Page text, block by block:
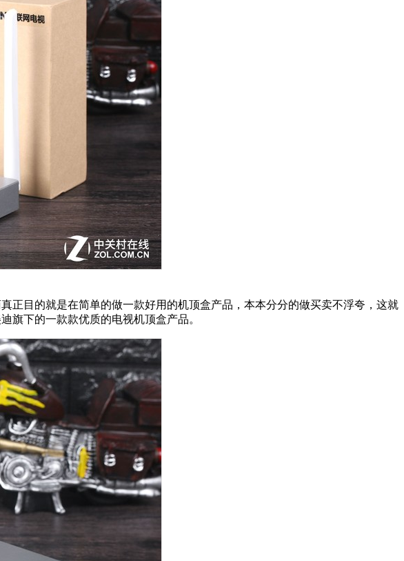
目的就是在简单的做一款好用的机顶盒产品，本本分分的做买卖不浮夸，这就
旗下的一款款优质的电视机顶盒产品。